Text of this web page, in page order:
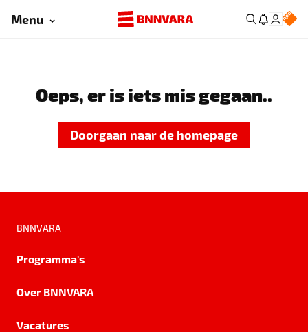
Menu
Oeps, er is iets mis gegaan..
Doorgaan naar de homepage
BNNVARA
Programma's
Over BNNVARA
Vacatures